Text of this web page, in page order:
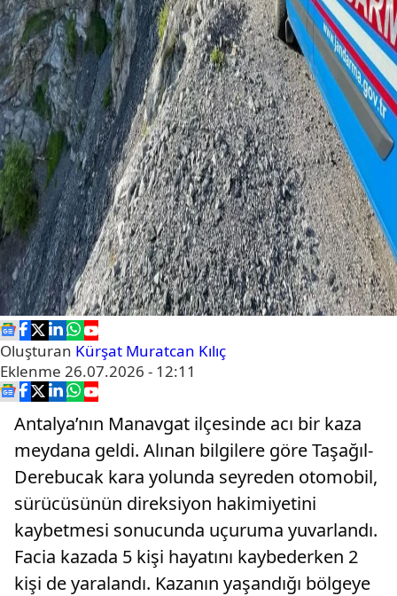
Oluşturan Kürşat Muratcan Kılıç
Eklenme 26.07.2026 - 12:11
Antalya’nın Manavgat ilçesinde acı bir kaza
meydana geldi. Alınan bilgilere göre Taşağıl-
Derebucak kara yolunda seyreden otomobil,
sürücüsünün direksiyon hakimiyetini
kaybetmesi sonucunda uçuruma yuvarlandı.
Facia kazada 5 kişi hayatını kaybederken 2
kişi de yaralandı. Kazanın yaşandığı bölgeye